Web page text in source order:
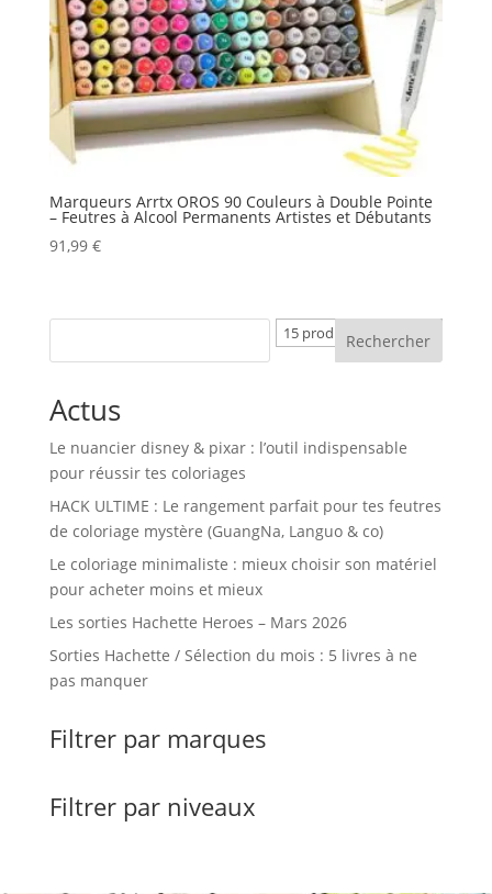
Marqueurs Arrtx OROS 90 Couleurs à Double Pointe
– Feutres à Alcool Permanents Artistes et Débutants
91,99 €
Rechercher
Actus
Le nuancier disney & pixar : l’outil indispensable
pour réussir tes coloriages
HACK ULTIME : Le rangement parfait pour tes feutres
de coloriage mystère (GuangNa, Languo & co)
Le coloriage minimaliste : mieux choisir son matériel
pour acheter moins et mieux
Les sorties Hachette Heroes – Mars 2026
Sorties Hachette / Sélection du mois : 5 livres à ne
pas manquer
Filtrer par marques
Filtrer par niveaux